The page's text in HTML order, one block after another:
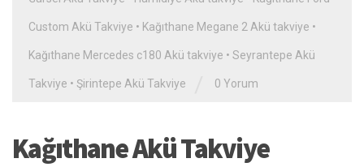
Custom Akü Takviye • Kağıthane Megane 2 Akü takviye •
Kağıthane Mercedes c180 Akü takviye • Seyrantepe Akü
Takviye • Şirintepe Akü Takviye 0 Yorum
Kağıthane Akü Takviye